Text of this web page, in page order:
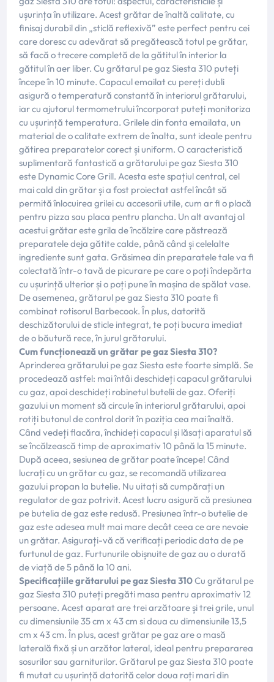
ușurința în utilizare. Acest grătar de înaltă calitate, cu
finisaj durabil din „sticlă reflexivă” este perfect pentru cei
care doresc cu adevărat să pregătească totul pe grătar,
să facă o trecere completă de la gătitul în interior la
gătitul în aer liber. Cu grătarul pe gaz Siesta 310 puteți
începe în 10 minute. Capacul emailat cu pereți dubli
asigură o temperatură constantă în interiorul grătarului,
iar cu ajutorul termometrului încorporat puteți monitoriza
cu ușurință temperatura. Grilele din fonta emailata, un
material de o calitate extrem de înalta, sunt ideale pentru
gătirea preparatelor corect și uniform. O caracteristică
suplimentară fantastică a grătarului pe gaz Siesta 310
este Dynamic Core Grill. Acesta este spațiul central, cel
mai cald din grătar și a fost proiectat astfel încât să
permită înlocuirea grilei cu accesorii utile, cum ar fi o placă
pentru pizza sau placa pentru plancha. Un alt avantaj al
acestui grătar este grila de încălzire care păstrează
preparatele deja gătite calde, până când și celelalte
ingrediente sunt gata. Grăsimea din preparatele tale va fi
colectată într-o tavă de picurare pe care o poți îndepărta
cu ușurință ulterior și o poți pune în mașina de spălat vase.
De asemenea, grătarul pe gaz Siesta 310 poate fi
combinat rotisorul Barbecook. În plus, datorită
deschizătorului de sticle integrat, te poți bucura imediat
de o băutură rece, în jurul grătarului.
Cum funcționează un grătar pe gaz Siesta 310?
Aprinderea grătarului pe gaz Siesta este foarte simplă. Se
procedează astfel: mai întâi deschideți capacul grătarului
cu gaz, apoi deschideți robinetul butelii de gaz. Oferiți
gazului un moment să circule în interiorul grătarului, apoi
rotiți butonul de control dorit în poziția cea mai înaltă.
Când vedeți flacăra, închideți capacul și lăsați aparatul să
se încălzească timp de aproximativ 10 până la 15 minute.
După aceea, sesiunea de grătar poate începe! Când
lucrați cu un grătar cu gaz, se recomandă utilizarea
gazului propan la butelie. Nu uitați să cumpărați un
regulator de gaz potrivit. Acest lucru asigură că presiunea
pe butelia de gaz este redusă. Presiunea într-o butelie de
gaz este adesea mult mai mare decât ceea ce are nevoie
un grătar. Asigurați-vă că verificați periodic data de pe
furtunul de gaz. Furtunurile obișnuite de gaz au o durată
de viață de 5 până la 10 ani.
Specificațiile grătarului pe gaz Siesta 310Cu grătarul pe
gaz Siesta 310 puteți pregăti masa pentru aproximativ 12
persoane. Acest aparat are trei arzătoare și trei grile, unul
cu dimensiunile 35 cm x 43 cm si doua cu dimensiunile 13,5
cm x 43 cm. În plus, acest grătar pe gaz are o masă
laterală fixă ​​și un arzător lateral, ideal pentru prepararea
sosurilor sau garniturilor. Grătarul pe gaz Siesta 310 poate
fi mutat cu ușurință datorită celor doua roți mari din